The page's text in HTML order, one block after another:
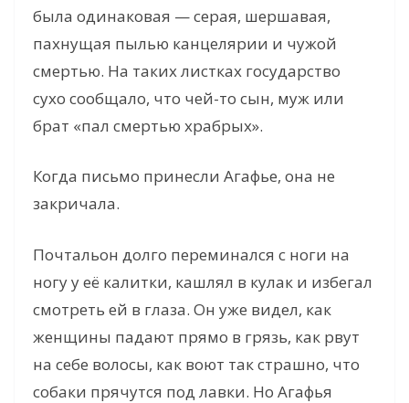
была одинаковая — серая, шершавая,
пахнущая пылью канцелярии и чужой
смертью. На таких листках государство
сухо сообщало, что чей-то сын, муж или
брат «пал смертью храбрых».
Когда письмо принесли Агафье, она не
закричала.
Почтальон долго переминался с ноги на
ногу у её калитки, кашлял в кулак и избегал
смотреть ей в глаза. Он уже видел, как
женщины падают прямо в грязь, как рвут
на себе волосы, как воют так страшно, что
собаки прячутся под лавки. Но Агафья